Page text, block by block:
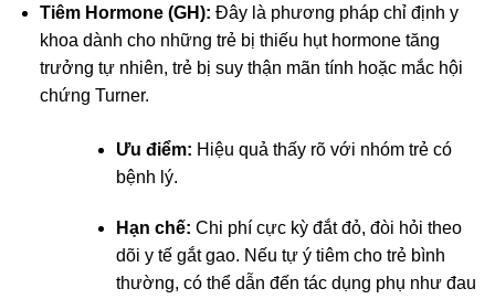
Tiêm Hormone (GH): Đây là phương pháp chỉ định y
khoa dành cho những trẻ bị thiếu hụt hormone tăng
trưởng tự nhiên, trẻ bị suy thận mãn tính hoặc mắc hội
chứng Turner.
Ưu điểm: Hiệu quả thấy rõ với nhóm trẻ có
bệnh lý.
Hạn chế: Chi phí cực kỳ đắt đỏ, đòi hỏi theo
dõi y tế gắt gao. Nếu tự ý tiêm cho trẻ bình
thường, có thể dẫn đến tác dụng phụ như đau